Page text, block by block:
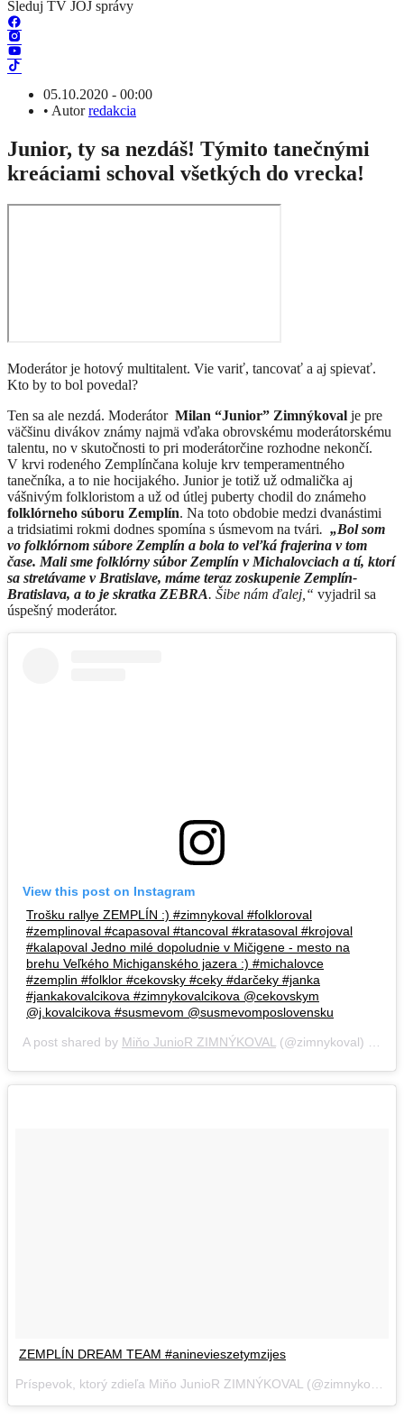
Sleduj TV JOJ správy
05.10.2020 - 00:00
• Autorredakcia
Junior, ty sa nezdáš! Týmito tanečnými
kreáciami schoval všetkých do vrecka!
Moderátor je hotový multitalent. Vie variť, tancovať a aj spievať.
Kto by to bol povedal?
Ten sa ale nezdá. Moderátor Milan “Junior” Zimnýkoval je pre
väčšinu divákov známy najmä vďaka obrovskému moderátorskému
talentu, no v skutočnosti to pri moderátorčine rozhodne nekončí.
V krvi rodeného Zemplínčana koluje krv temperamentného
tanečníka, a to nie hocijakého. Junior je totiž už odmalička aj
vášnivým folkloristom a už od útlej puberty chodil do známeho
folklórneho súboru Zemplín. Na toto obdobie medzi dvanástimi
a tridsiatimi rokmi dodnes spomína s úsmevom na tvári. „Bol som
vo folklórnom súbore Zemplín a bola to veľká frajerina v tom
čase. Mali sme folklórny súbor Zemplín v Michalovciach a tí, ktorí
sa stretávame v Bratislave, máme teraz zoskupenie Zemplín-
Bratislava, a to je skratka ZEBRA. Šibe nám ďalej,“ vyjadril sa
úspešný moderátor.
View this post on Instagram
Trošku rallye ZEMPLÍN :) #zimnykoval #folkloroval
#zemplinoval #capasoval #tancoval #kratasoval #krojoval
#kalapoval Jedno milé dopoludnie v Mičigene - mesto na
brehu Veľkého Michiganského jazera :) #michalovce
#zemplin #folklor #cekovsky #ceky #darčeky #janka
#jankakovalcikova #zimnykovalcikova @cekovskym
@j.kovalcikova #susmevom @susmevomposlovensku
A post shared by Miňo JunioR ZIMNÝKOVAL (@zimnykoval) on
ZEMPLÍN DREAM TEAM #aninevieszetymzijes